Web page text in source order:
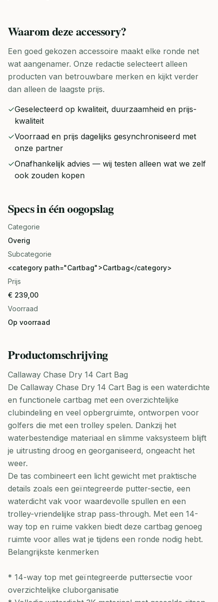
Waarom dezeaccessory?
Een goed gekozen accessoire maakt elke ronde net
wat aangenamer. Onze redactie selecteert alleen
producten van betrouwbare merken en kijkt verder
dan alleen de laagste prijs.
✓Geselecteerd op kwaliteit, duurzaamheid en prijs-
kwaliteit
✓Voorraad en prijs dagelijks gesynchroniseerd met
onze partner
✓Onafhankelijk advies — wij testen alleen wat we zelf
ook zouden kopen
Specs in één oogopslag
Categorie
Overig
Subcategorie
<category path="Cartbag">Cartbag</category>
Prijs
€ 239,00
Voorraad
Op voorraad
Productomschrijving
Callaway Chase Dry 14 Cart Bag
De Callaway Chase Dry 14 Cart Bag is een waterdichte
en functionele cartbag met een overzichtelijke
clubindeling en veel opbergruimte, ontworpen voor
golfers die met een trolley spelen. Dankzij het
waterbestendige materiaal en slimme vaksysteem blijft
je uitrusting droog en georganiseerd, ongeacht het
weer.
De tas combineert een licht gewicht met praktische
details zoals een geïntegreerde putter-sectie, een
waterdicht vak voor waardevolle spullen en een
trolley-vriendelijke strap pass-through. Met een 14-
way top en ruime vakken biedt deze cartbag genoeg
ruimte voor alles wat je tijdens een ronde nodig hebt.
Belangrijkste kenmerken
* 14-way top met geïntegreerde puttersectie voor
overzichtelijke cluborganisatie